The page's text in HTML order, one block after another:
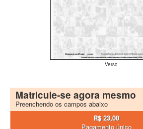
Verso
Matricule-se agora mesmo
Preenchendo os campos abaixo
R$ 23,00
Pagamento único